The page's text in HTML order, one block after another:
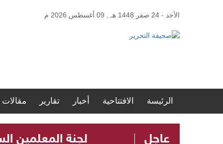
الأحد - 24 صفر 1448 هـ , 09 أغسطس 2026 م
الرئيسة الافتتاحية أخبار تقارير مقالات
عاجل لجنة المعلمين